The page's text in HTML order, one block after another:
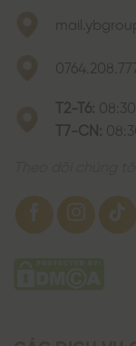
T2-T6:
T7-CN: